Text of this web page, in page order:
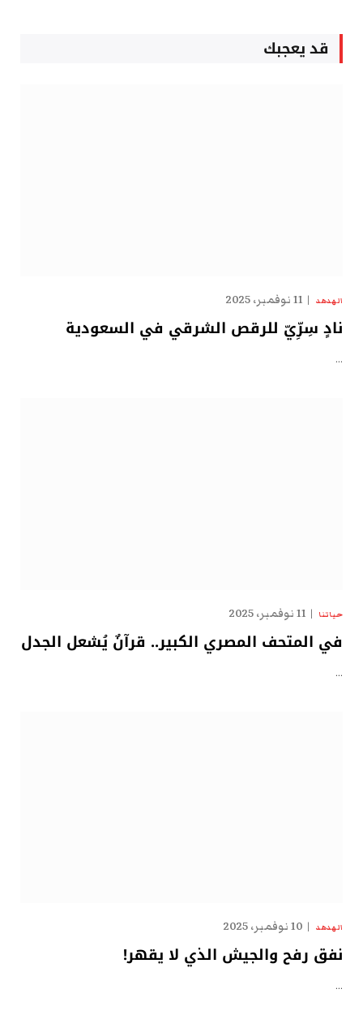
قد يعجبك
الهدهد 11 نوفمبر، 2025
نادٍ سِرِّيّ للرقص الشرقي في السعودية
…
حياتنا 11 نوفمبر، 2025
في المتحف المصري الكبير.. قرآنٌ يُشعل الجدل
…
الهدهد 10 نوفمبر، 2025
نفق رفح والجيش الذي لا يقهر!
…